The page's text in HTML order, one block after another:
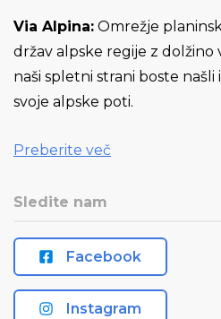
Via Alpina: Omrežje
držav alpske regije z dolžino
naši spletni strani boste
svoje alpske poti.
Preberite več
Sledite nam
Facebook
Instagram